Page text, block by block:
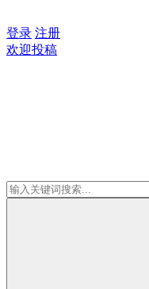
登录 注册
欢迎投稿